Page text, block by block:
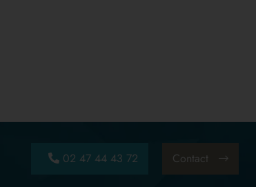
02 47 44 43 72 Contact